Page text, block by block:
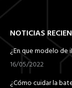
NOTICIAS
¿En que modelo de
16/05/2022
¿Cómo cuidar la